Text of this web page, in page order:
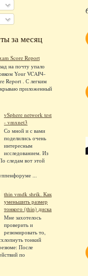
за месяц
Score Report
на почту упало
Your VCAP4-
Report . С легким
приложенный
vSphere network test
- vmxnet3
Со мной и с вами
поделились очень
интересным
исследованием. Из
следам вот этой
...
thin vmdk shrik. Как
уменьшить размер
тонкого (thin) диска
Мне захотелось
проверить и
резюмировать то,
тонкий
После
по